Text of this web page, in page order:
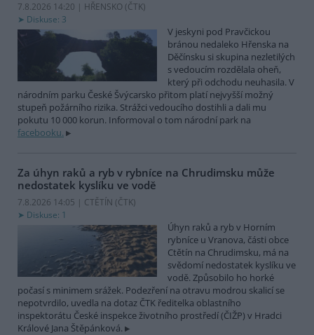
7.8.2026 14:20 | HŘENSKO (ČTK)
Diskuse: 3
V jeskyni pod Pravčickou
bránou nedaleko Hřenska na
Děčínsku si skupina nezletilých
s vedoucím rozdělala oheň,
který při odchodu neuhasila. V
národním parku České Švýcarsko přitom platí nejvyšší možný
stupeň požárního rizika. Strážci vedoucího dostihli a dali mu
pokutu 10 000 korun. Informoval o tom národní park na
facebooku.
Za úhyn raků a ryb v rybníce na Chrudimsku může
nedostatek kyslíku ve vodě
7.8.2026 14:05 | CTĚTÍN (ČTK)
Diskuse: 1
Úhyn raků a ryb v Horním
rybníce u Vranova, části obce
Ctětín na Chrudimsku, má na
svědomí nedostatek kyslíku ve
vodě. Způsobilo ho horké
počasí s minimem srážek. Podezření na otravu modrou skalicí se
nepotvrdilo, uvedla na dotaz ČTK ředitelka oblastního
inspektorátu České inspekce životního prostředí (ČIŽP) v Hradci
Králové Jana Štěpánková.